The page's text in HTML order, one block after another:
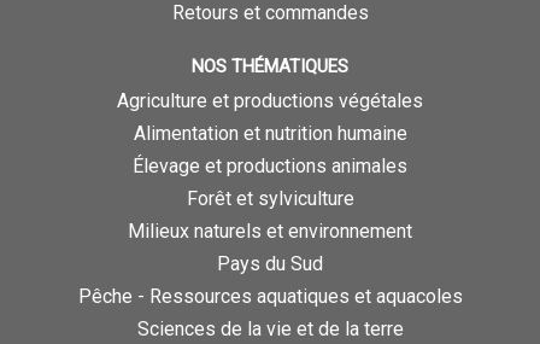
Retours et commandes
NOS THÉMATIQUES
Agriculture et productions végétales
Alimentation et nutrition humaine
Élevage et productions animales
Forêt et sylviculture
Milieux naturels et environnement
Pays du Sud
Pêche - Ressources aquatiques et aquacoles
Sciences de la vie et de la terre